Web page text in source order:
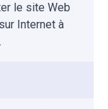
le site Web
Internet à